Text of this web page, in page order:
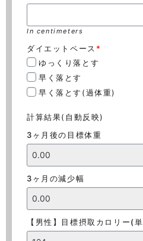
In centimeters
ダイエットペース *
ゆっくり落とす
早く落とす
早く落とす(過体重)
計算結果(自動反映)
3ヶ月後の目標体重
3ヶ月の減少幅
【男性】目標摂取カロリー(